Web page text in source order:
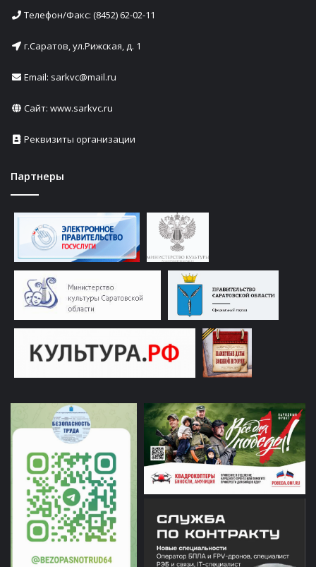
Телефон/Факс: (8452) 62-02-11
г.Саратов, ул.Рижская, д. 1
Email: sarkvc@mail.ru
Сайт: www.sarkvc.ru
Реквизиты организации
Партнеры